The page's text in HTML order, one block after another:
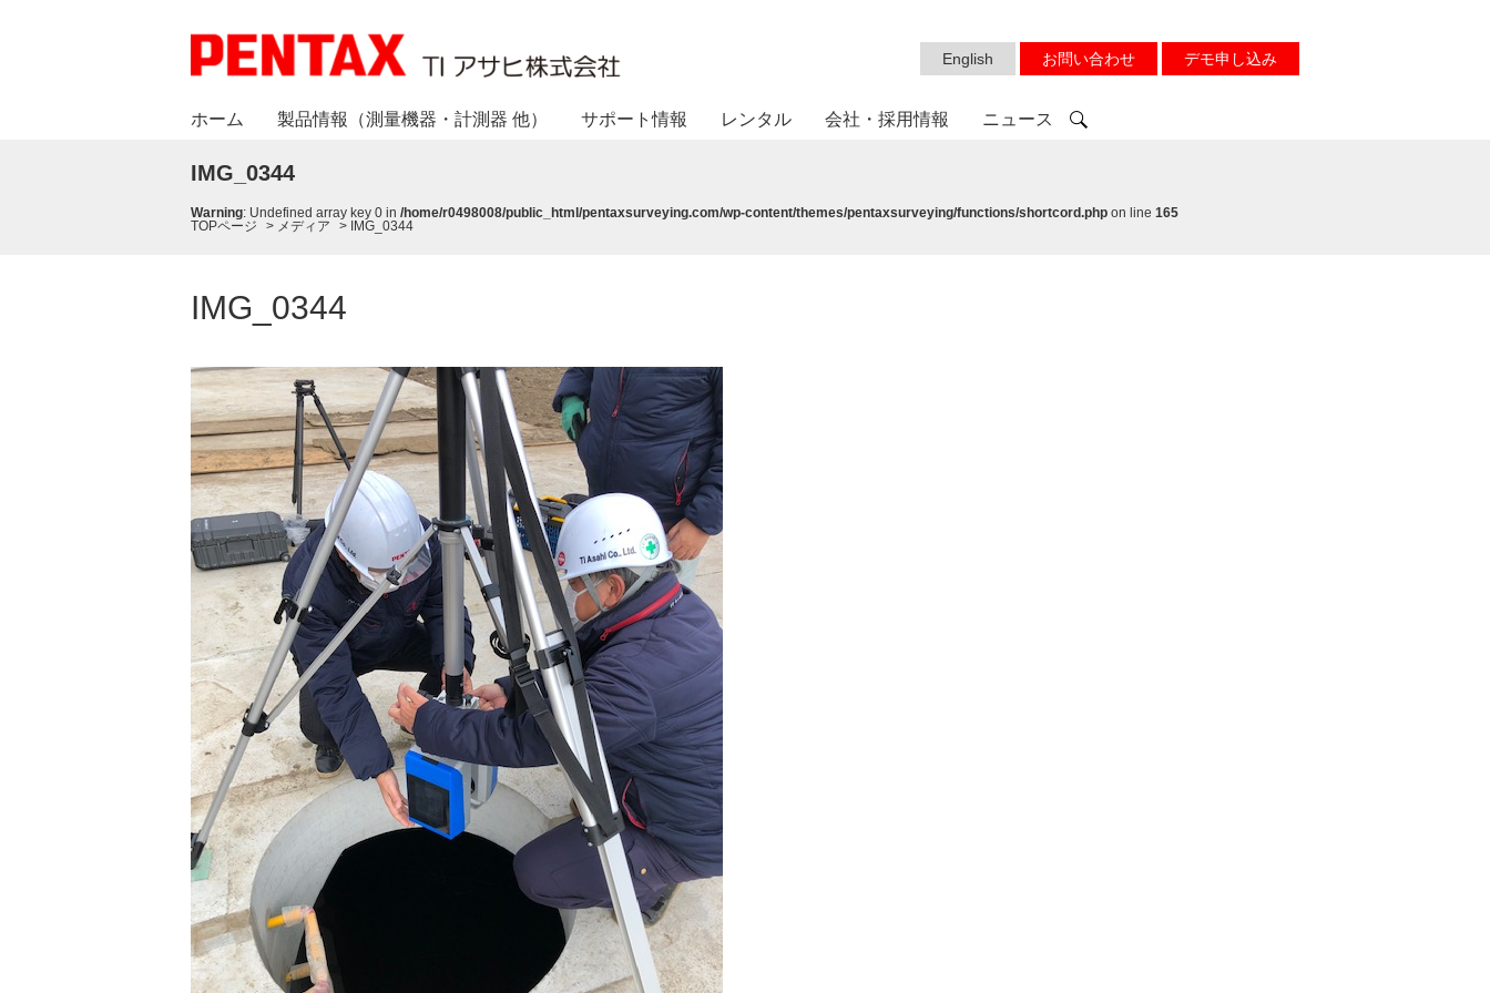
English お問い合わせ デモ申し込み
ホーム 製品情報（測量機器・計測器 他） サポート情報 レンタル 会社・採用情報 ニュース
IMG_0344
Warning: Undefined array key 0 in /home/r0498008/public_html/pentaxsurveying.com/wp-content/themes/pentaxsurveying/functions/shortcord.php on line 165
TOPページ
> メディア > IMG_0344
IMG_0344